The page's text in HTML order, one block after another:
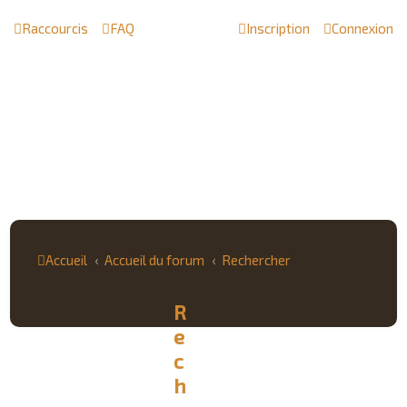
Raccourcis FAQ Connexion
Inscription
Accueil Accueil du forum Rechercher
R
e
c
h